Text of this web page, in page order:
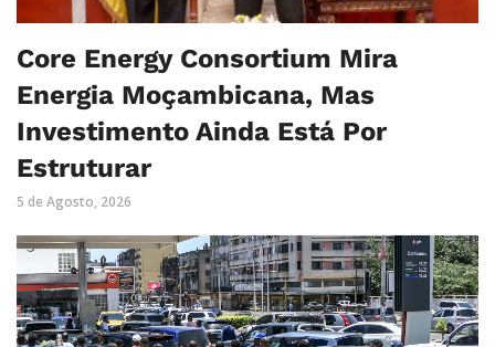
Core Energy Consortium Mira
Energia Moçambicana, Mas
Investimento Ainda Está Por
Estruturar
5 de Agosto, 2026